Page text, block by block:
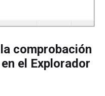
comprobación
el Explorador